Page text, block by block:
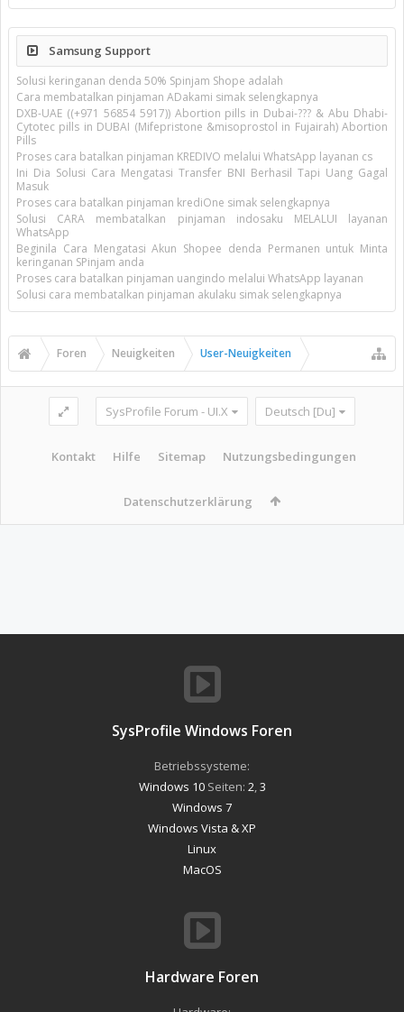
Samsung Support
Solusi keringanan denda 50% Spinjam Shope adalah
Cara membatalkan pinjaman ADakami simak selengkapnya
DXB-UAE ((+971 56854 5917)) Abortion pills in Dubai-??? & Abu Dhabi-
Cytotec pills in DUBAI (Mifepristone &misoprostol in Fujairah) Abortion
Pills
Proses cara batalkan pinjaman KREDIVO melalui WhatsApp layanan cs
Ini Dia Solusi Cara Mengatasi Transfer BNI Berhasil Tapi Uang Gagal
Masuk
Proses cara batalkan pinjaman krediOne simak selengkapnya
Solusi CARA membatalkan pinjaman indosaku MELALUI layanan
WhatsApp
Beginila Cara Mengatasi Akun Shopee denda Permanen untuk Minta
keringanan SPinjam anda
Proses cara batalkan pinjaman uangindo melalui WhatsApp layanan
Solusi cara membatalkan pinjaman akulaku simak selengkapnya
Foren Neuigkeiten User-Neuigkeiten
SysProfile Forum - UI.X Deutsch [Du]
Kontakt Hilfe Sitemap Nutzungsbedingungen
Datenschutzerklärung
SysProfile Windows Foren
Betriebssysteme:
Windows 10Seiten: 2 3
Windows 7
Windows Vista & XP
Linux
MacOS
Hardware Foren